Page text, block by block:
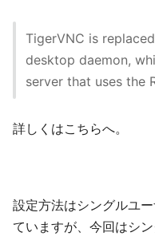
TigerVNC is
desktop daemon,
server that uses the
詳しくはこちらへ。
設定方法はシングルユ
ていますが、今回はシ